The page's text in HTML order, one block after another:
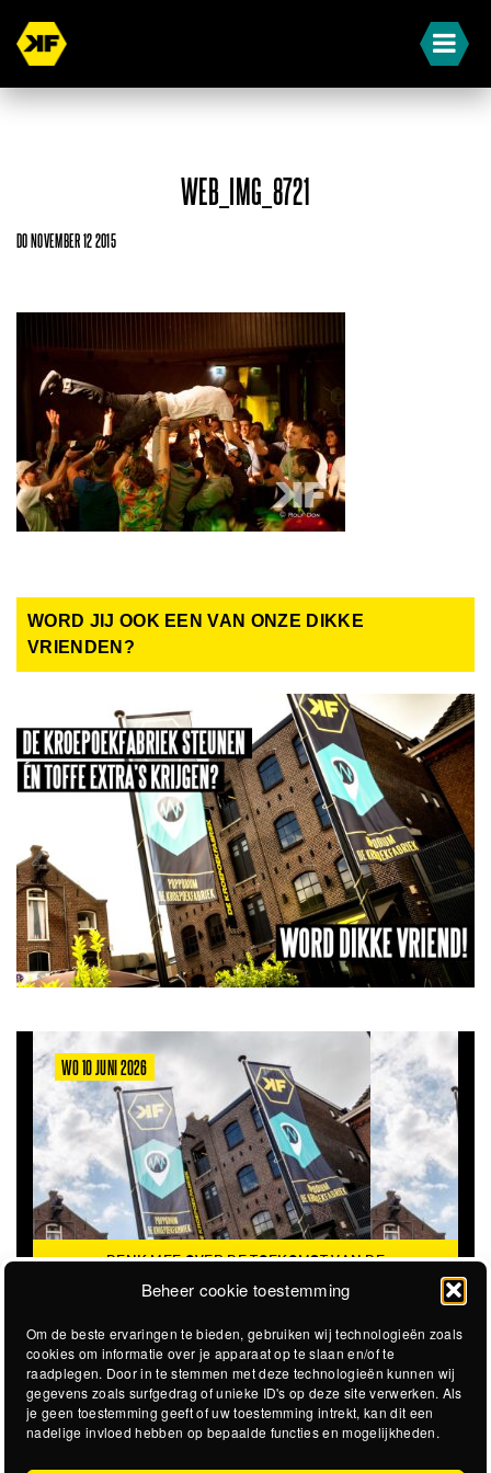
Beheer cookie toestemming
Om de beste ervaringen te bieden, gebruiken wij technologieën zoals
cookies om informatie over je apparaat op te slaan en/of te
raadplegen. Door in te stemmen met deze technologieën kunnen wij
gegevens zoals surfgedrag of unieke ID's op deze site verwerken. Als
je geen toestemming geeft of uw toestemming intrekt, kan dit een
nadelige invloed hebben op bepaalde functies en mogelijkheden.
WEB_IMG_8721
DO NOVEMBER 12 2015
WORD JIJ OOK EEN VAN ONZE DIKKE
VRIENDEN?
WO 10 JUNI 2026
DENK MEE OVER DE TOEKOMST VAN DE
KROEPOEKFABRIEK